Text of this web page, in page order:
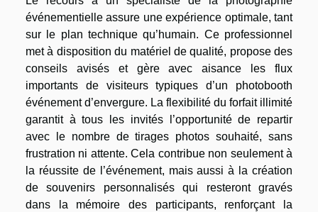
événementielle assure une expérience optimale, tant
sur le plan technique qu’humain. Ce professionnel
met à disposition du matériel de qualité, propose des
conseils avisés et gère avec aisance les flux
importants de visiteurs typiques d’un photobooth
événement d’envergure. La flexibilité du forfait illimité
garantit à tous les invités l’opportunité de repartir
avec le nombre de tirages photos souhaité, sans
frustration ni attente. Cela contribue non seulement à
la réussite de l’événement, mais aussi à la création
de souvenirs personnalisés qui resteront gravés
dans la mémoire des participants, renforçant la